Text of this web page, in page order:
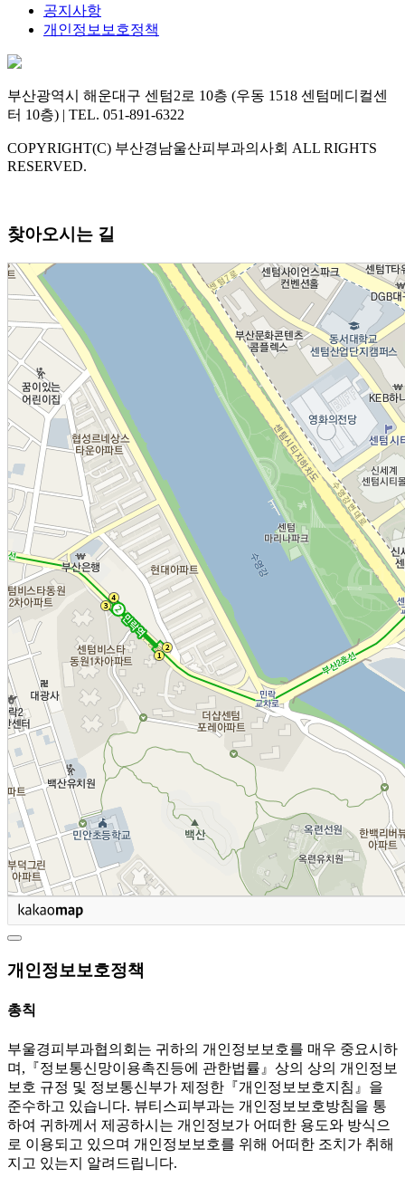
공지사항
개인정보보호정책
부산광역시 해운대구 센텀2로 10층 (우동 1518 센텀메디컬센
터 10층) | TEL. 051-891-6322
COPYRIGHT(C) 부산경남울산피부과의사회 ALL RIGHTS
RESERVED.
찾아오시는 길
개인정보보호정책
총칙
부울경피부과협의회는 귀하의 개인정보보호를 매우 중요시하
며,『정보통신망이용촉진등에 관한법률』상의 상의 개인정보
보호 규정 및 정보통신부가 제정한『개인정보보호지침』을
준수하고 있습니다. 뷰티스피부과는 개인정보보호방침을 통
하여 귀하께서 제공하시는 개인정보가 어떠한 용도와 방식으
로 이용되고 있으며 개인정보보호를 위해 어떠한 조치가 취해
지고 있는지 알려드립니다.